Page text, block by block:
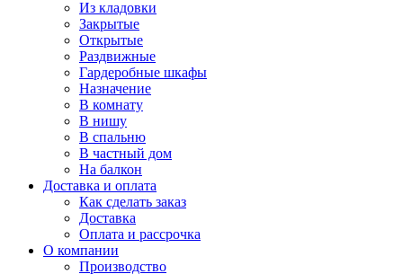
Из кладовки
Закрытые
Открытые
Раздвижные
Гардеробные шкафы
Назначение
В комнату
В нишу
В спальню
В частный дом
На балкон
Доставка и оплата
Как сделать заказ
Доставка
Оплата и рассрочка
О компании
Производство